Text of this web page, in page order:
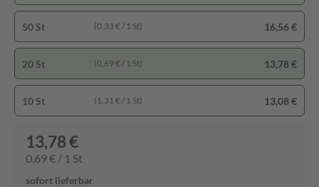
50 St (0,33 € / 1 St) 16,56 €
20 St (0,69 € / 1 St) 13,78 €
10 St (1,31 € / 1 St) 13,08 €
13,78 €
0,69 € / 1 St
sofort lieferbar